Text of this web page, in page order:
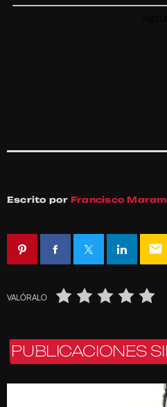
Escrito por Francisco
email
VALÓRALO
PUBLICACIONES